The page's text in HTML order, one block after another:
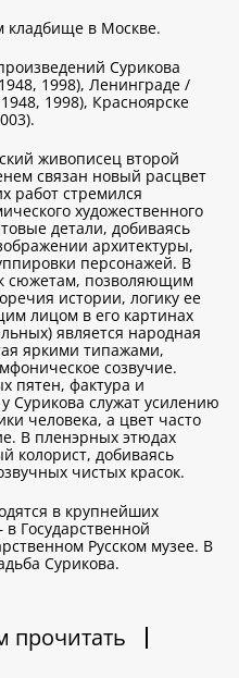
кладбище в Москве.
Сурикова
1998), Ленинграде /
1998), Красноярске
живописец второй
связан новый расцвет
работ стремился
художественного
детали, добиваясь
архитектуры,
персонажей. В
сюжетам, позволяющим
истории, логику ее
лицом в его картинах
является народная
яркими типажами,
созвучие.
пятен, фактура и
Сурикова служат усилению
человека, а цвет часто
В пленэрных этюдах
колорист, добиваясь
чистых красок.
в крупнейших
Государственной
Русском музее. В
Сурикова.
прочитать